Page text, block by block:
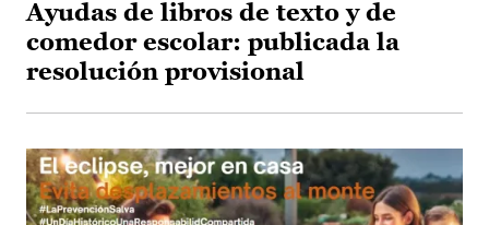
Ayudas de libros de texto y de
comedor escolar: publicada la
resolución provisional